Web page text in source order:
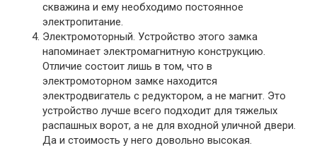
скважина и ему необходимо постоянное
электропитание.
Электромоторный. Устройство этого замка
напоминает электромагнитную конструкцию.
Отличие состоит лишь в том, что в
электромоторном замке находится
электродвигатель с редуктором, а не магнит. Это
устройство лучше всего подходит для тяжелых
распашных ворот, а не для входной уличной двери.
Да и стоимость у него довольно высокая.